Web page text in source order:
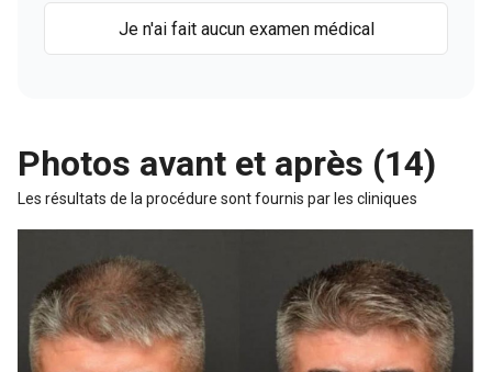
Je n'ai fait aucun examen médical
Photos avant et après (14)
Les résultats de la procédure sont fournis par les cliniques